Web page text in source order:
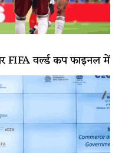
FIFA वर्ल्ड कप फाइनल में